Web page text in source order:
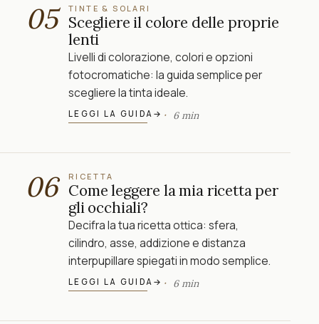
05 TINTE & SOLARI
Scegliere il colore delle proprie
lenti
Livelli di colorazione, colori e opzioni
fotocromatiche: la guida semplice per
scegliere la tinta ideale.
LEGGI LA GUIDA → 6 min
06 RICETTA
Come leggere la mia ricetta per
gli occhiali?
Decifra la tua ricetta ottica: sfera,
cilindro, asse, addizione e distanza
interpupillare spiegati in modo semplice.
LEGGI LA GUIDA → 6 min